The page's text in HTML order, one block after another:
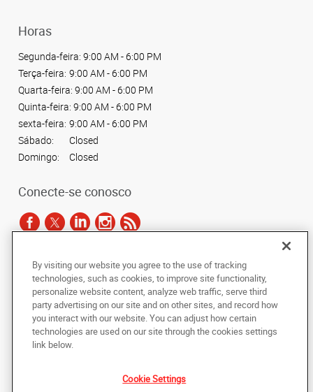
Horas
Segunda-feira: 9:00 AM - 6:00 PM
Terça-feira: 9:00 AM - 6:00 PM
Quarta-feira: 9:00 AM - 6:00 PM
Quinta-feira: 9:00 AM - 6:00 PM
sexta-feira: 9:00 AM - 6:00 PM
Sábado:
Closed
Domingo:
Closed
Conecte-se conosco
Copyright © 2024 AlphaGraphics Printshops do Brasil. Todos os direitos
reservados.
De acordo com as leis de direitos autorais, esta documentação não pode ser
copiada, fotocopiada, reproduzida, traduzida ou reduzida a qualquer meio
eletrônico ou forma legível por máquina, no todo ou em parte, sem o
consentimento prévio por escrito da AlphaGraphics Brasil.
By visiting our website you agree to the use of tracking
technologies, such as cookies, to improve site functionality,
personalize website content, analyze web traffic, serve third
party advertising on our site and on other sites, and record how
you interact with our website. You can adjust how certain
technologies are used on our site through the cookies settings
link below.
Cookie Settings